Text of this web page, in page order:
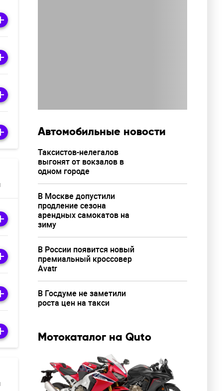
Автомобильные новости
Таксистов-нелегалов
выгонят от вокзалов в
одном городе
В Москве допустили
продление сезона
арендных самокатов на
зиму
В России появится новый
премиальный кроссовер
Avatr
В Госдуме не заметили
роста цен на такси
Мотокаталог на Quto